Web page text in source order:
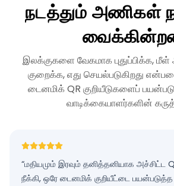
நடத்தும் அணிகள்
இலக்குகளை வேகமாக புதுப்பிக்க,
குறைக்க, எது செயல்படுகிறது
டைனமிக் QR குறியீடுகளைப்
வாடிக்கையாளர்களின்
“மதியமும் இரவும் தனித்தனியாக அச்சிட்ட
நீக்கி, ஒரே டைனமிக் குறியீட்டை